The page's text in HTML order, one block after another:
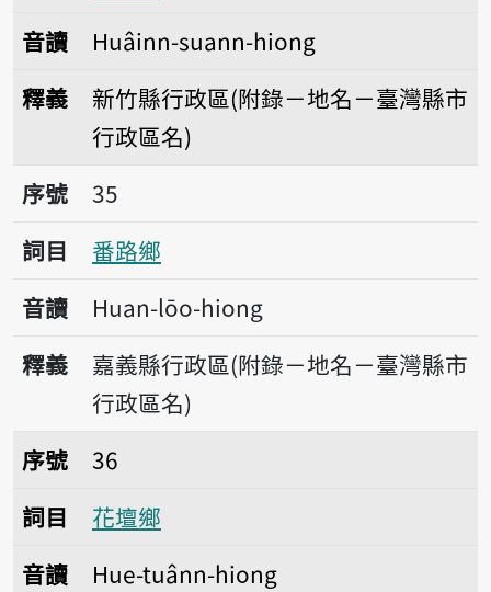
音讀
Huâinn-suann-hiong
釋義
新竹縣行政區(附錄－地名－臺灣縣市
行政區名)
序號35番路鄉
序號
35
詞目
番路鄉
音讀
Huan-lōo-hiong
釋義
嘉義縣行政區(附錄－地名－臺灣縣市
行政區名)
序號36花壇鄉
序號
36
詞目
花壇鄉
音讀
Hue-tuânn-hiong